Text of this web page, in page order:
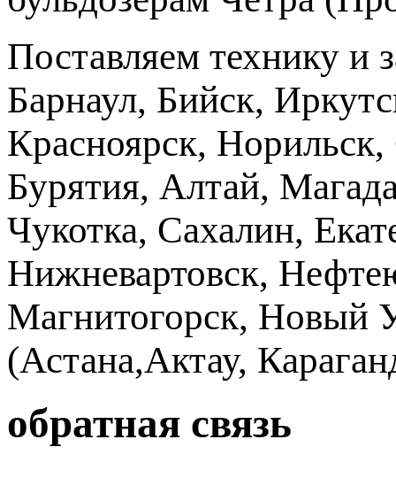
Поставляем технику и
Барнаул, Бийск,
Красноярск,
Бурятия, Алтай,
Чукотка, Сахалин,
Нижневартовск,
Магнитогорск, Новый
(Астана,Актау,
обратная связь